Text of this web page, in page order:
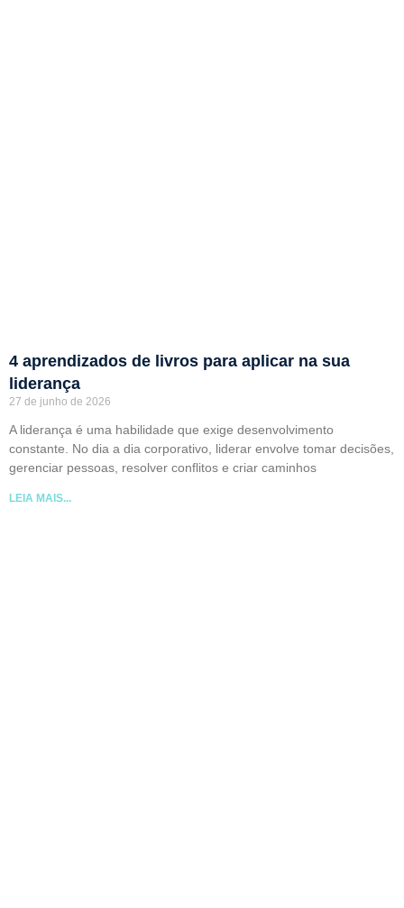
4 aprendizados de livros para aplicar na sua
liderança
27 de junho de 2026
A liderança é uma habilidade que exige desenvolvimento
constante. No dia a dia corporativo, liderar envolve tomar decisões,
gerenciar pessoas, resolver conflitos e criar caminhos
LEIA MAIS...